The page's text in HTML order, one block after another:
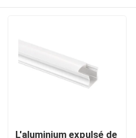
L'aluminium expulsé de